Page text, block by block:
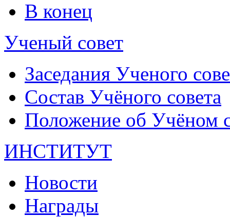
В конец
Ученый совет
Заседания Ученого
Состав Учёного совета
Положение об Учёном
ИНСТИТУТ
Новости
Награды